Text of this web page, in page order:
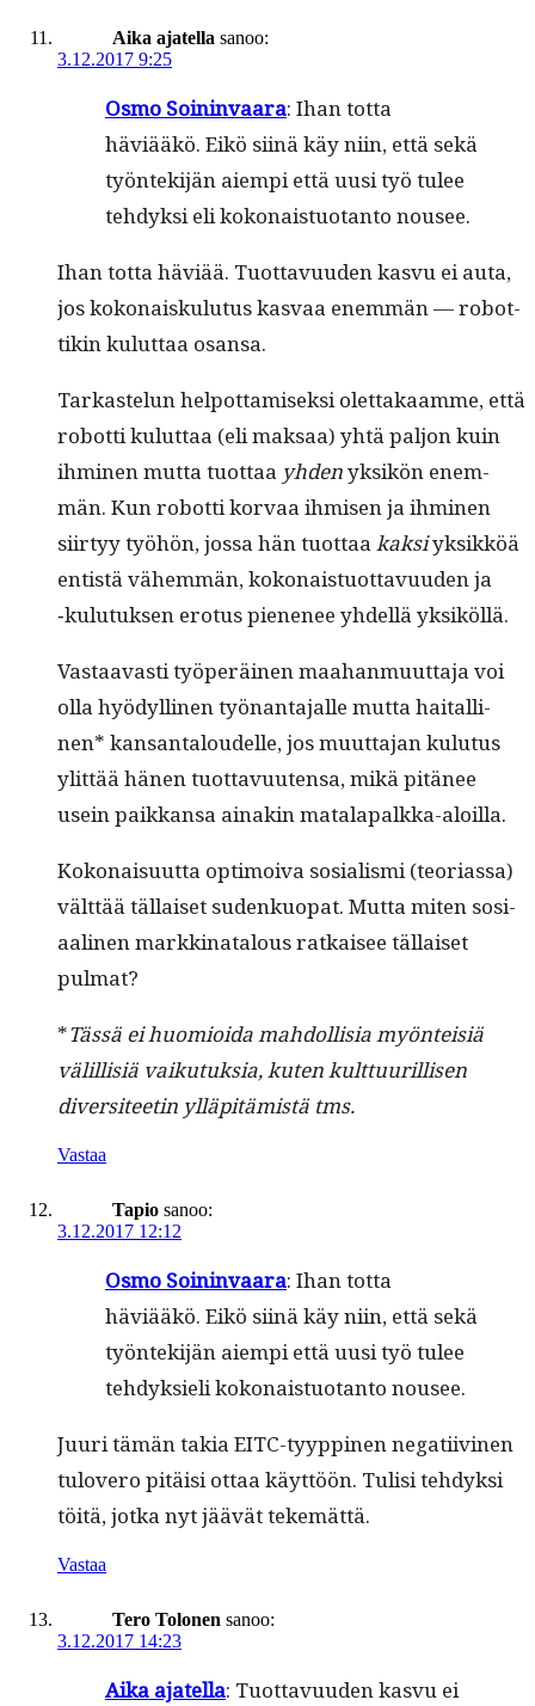
Aika ajatella sanoo:
3.12.2017 9:25
Osmo Soin­in­vaara: Ihan tot­ta
häviääkö. Eikö siinä käy niin, että sekä
työn­tek­i­jän aiem­pi että uusi työ tulee
tehdyk­si eli kokon­ais­tuotan­to nousee.
Ihan tot­ta häviää. Tuot­tavu­u­den kasvu ei auta,
jos kokon­aisku­lu­tus kas­vaa enem­män — robot­
tikin kulut­taa osansa.
Tarkastelun helpot­tamisek­si olet­takaamme, että
robot­ti kulut­taa (eli mak­saa) yhtä paljon kuin
ihmi­nen mut­ta tuot­taa yhdenyksikön enem­
män. Kun robot­ti kor­vaa ihmisen ja ihmi­nen
siir­tyy työhön, jos­sa hän tuot­taa kak­siyksikköä
entistä vähem­män, kokon­ais­tuot­tavu­u­den ja
‑kulu­tuk­sen ero­tus piene­nee yhdel­lä yksiköllä.
Vas­taavasti työperäi­nen maa­han­muut­ta­ja voi
olla hyödylli­nen työ­nan­ta­jalle mut­ta haitalli­
nen* kansan­taloudelle, jos muut­ta­jan kulu­tus
ylit­tää hänen tuot­tavuuten­sa, mikä pitänee
usein paikkansa ainakin matalapalkka-aloilla.
Kokon­aisu­ut­ta opti­moi­va sosial­is­mi (teo­ri­as­sa)
vält­tää täl­laiset sudenkuopat. Mut­ta miten sosi­
aa­li­nen markki­na­t­alous ratkaisee täl­laiset
pulmat?
*Tässä ei huomioi­da mah­dol­lisia myön­teisiä
välil­lisiä vaiku­tuk­sia, kuten kult­tuuril­lisen
diver­si­teetin ylläpitämistä tms.
Vastaa
Tapio sanoo:
3.12.2017 12:12
Osmo Soin­in­vaara: Ihan tot­ta
häviääkö. Eikö siinä käy niin, että sekä
työn­tek­i­jän aiem­pi että uusi työ tulee
tehdyk­sieli kokon­ais­tuotan­to nousee.
Juuri tämän takia EITC-tyyp­pinen negati­ivi­nen
tulovero pitäisi ottaa käyt­töön. Tulisi tehdyk­si
töitä, jot­ka nyt jäävät tekemättä.
Vastaa
Tero Tolonen sanoo:
3.12.2017 14:23
Aika ajatel­la: Tuot­tavu­u­den kasvu ei